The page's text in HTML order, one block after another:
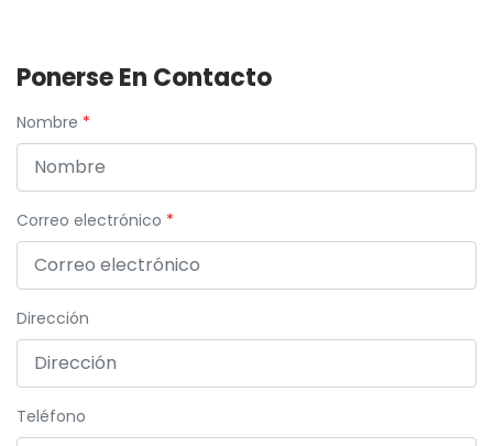
Ponerse En Contacto
Nombre
Correo electrónico
Dirección
Teléfono